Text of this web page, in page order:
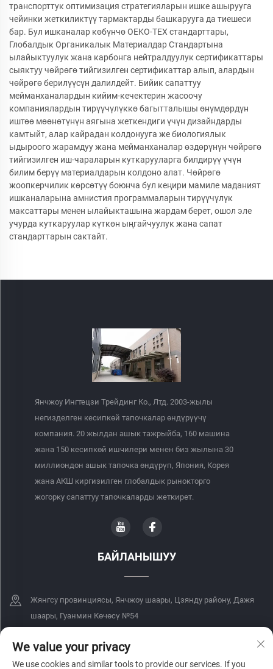
транспорттук оптимизация стратегияларын ишке ашырууга
чейинки жеткиликтүү тармактарды башкарууга да тиешеси
бар. Бул ишканалар көбүнчө OEKO-TEX стандарттары,
Глобалдык Органикалык Материалдар Стандартына
ылайыктуулук жана карбонга нейтралдуулук сертификаттары
сыяктуу чөйрөгө тийгизилген сертификаттар алып, алардын
чөйрөгө берилүүсүн далилдейт. Бийик сапаттуу
мейманханалардын кийим-кечектерин жасоочу
компаниялардын тирүүчүлүккө багытталышы өнүмдөрдүн
иштөө мөөнөтүнүн аягына жеткендиги үчүн дизайндарды
камтыйт, алар кайрадан колдонууга же биологиялык
ыдыроого жарамдуу жана мейманханалар өздөрүнүн чөйрөгө
тийгизилген иш-чараларын куткарууларга билдирүү үчүн
билим берүү материалдарын колдоно алат. Чөйрөгө
жоопкерчилик көрсөтүү боюнча бул кеңири мамиле маданият
ишканаларына амнистия программаларын тирүүчүлүк
максаттары менен ылайыкташына жардам берет, ошол эле
учурда куткаруулар күткөн ыңгайчуулук жана сапат
стандарттарын сактайт.
Янчжоу Ингтецзи Трейдинг Ко., Лтд. 2003-жылы
негизделген кесипкөй тапочкалар өндүрүүчү
компания. 20 жылдан ашык тажрыйба, 160 машина
жана 150 кесипкөй ишчилери менен биз жылына 30
миллиондон ашык тапочка өндүрүп, Япония, Корея
жана АКШ киргизилген глобалдык рынокторго
жогорку сапаттуу тапочкаларды жеткирет.
БАЙЛАНЫШУУ
Жянгсу провинциясы, Янчжоу шаары, Цзянду району, Дажя
шаары, Гуанмин Көчөсү №54
+86-18068849339
We value your privacy
We use cookies and similar tools to provide our services. If you